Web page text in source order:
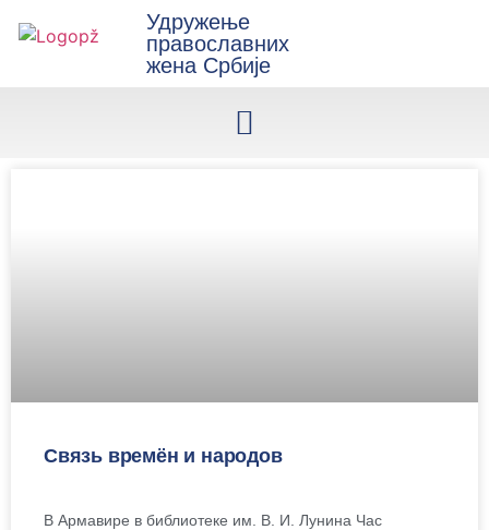
Удружење
православних
жена Србије
Связь времён и народов
В Армавире в библиотеке им. В. И. Лунина Час